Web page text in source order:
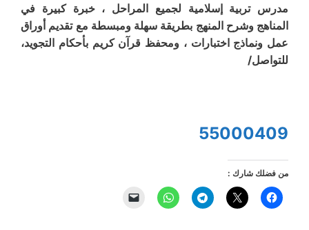
مدرس تربية إسلامية لجميع المراحل ، خبرة كبيرة في
المناهج وشرح المنهج بطريقة سهلة ومبسطة مع تقديم أوراق
عمل ونماذج اختبارات ، ومحفظ قرآن كريم بأحكام التجويد،
للتواصل/
55000409
من فضلك شارك :